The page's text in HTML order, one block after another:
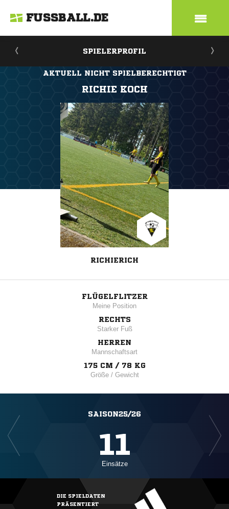
FUSSBALL.DE
SPIELERPROFIL
AKTUELL NICHT SPIELBERECHTIGT
RICHIE KOCH
RICHIERICH
FLÜGELFLITZER
Meine Position
RECHTS
Starker Fuß
HERREN
Mannschaftsart
175 CM / 78 KG
Größe / Gewicht
SAISON25/26
11
Einsätze
DIE SPIELDATEN
PRÄSENTIERT